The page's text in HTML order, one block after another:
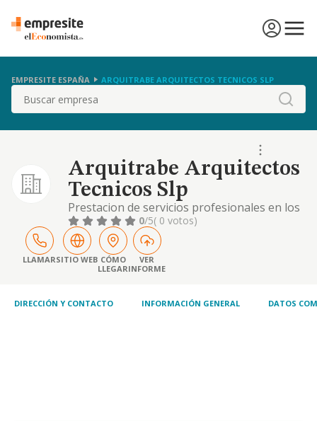
EMPRESITE ESPAÑA ARQUITRABE ARQUITECTOS TECNICOS SLP
Buscar
Arquitrabe Arquitectos
Tecnicos Slp
Prestacion de servicios profesionales en los
campos de competencia y atribucion de los
aparejadores y arquitectos tecnicos. etc."
0/5( 0 votos)
LLAMARSITIO WEB CÓMO
LLEGAR
VER
INFORME
DIRECCIÓN Y CONTACTO INFORMACIÓN GENERAL DATOS